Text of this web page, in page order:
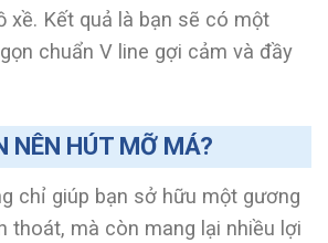
xề. Kết quả là bạn sẽ có một
chuẩn V line gợi cảm và đầy
NÊN HÚT MỠ MÁ?
chỉ giúp bạn sở hữu một gương
thoát, mà còn mang lại nhiều lợi